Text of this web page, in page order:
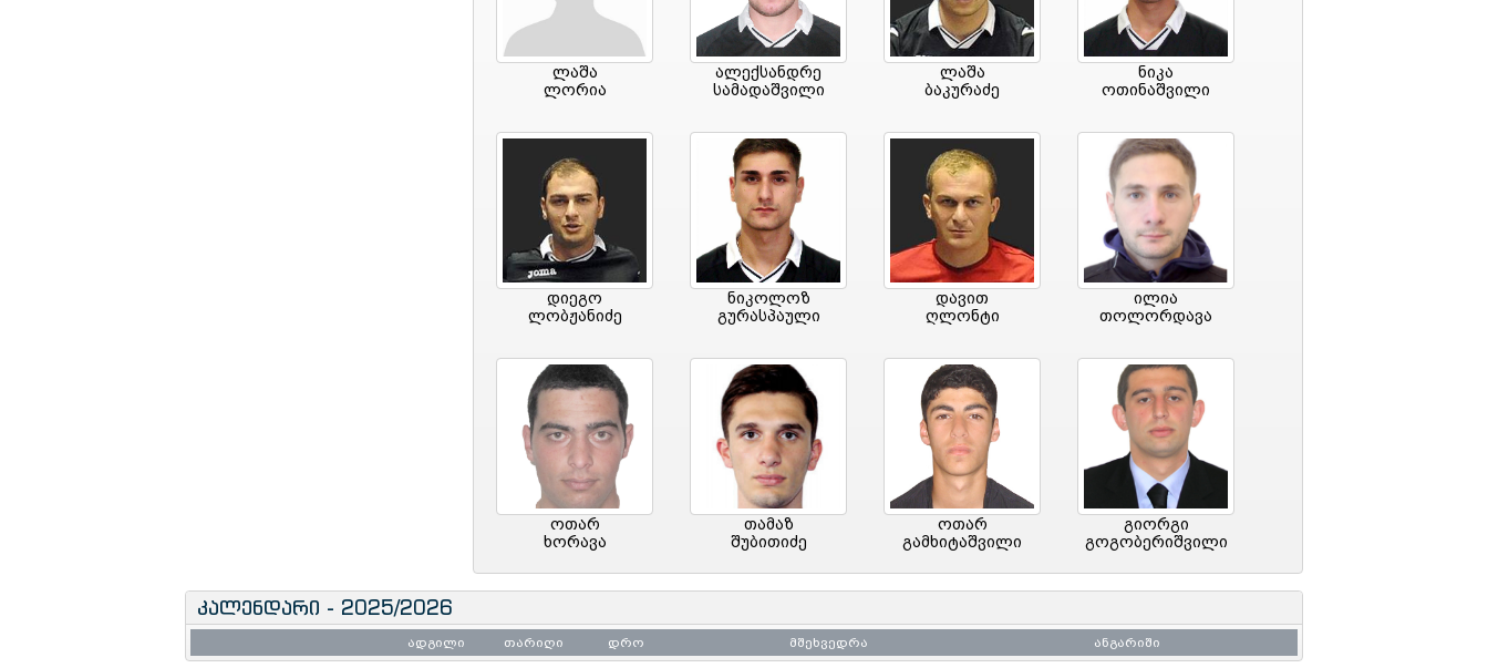
ლაშა
ლორია
ალექსანდრე
სამადაშვილი
ლაშა
ბაკურაძე
ნიკა
ოთინაშვილი
დიეგო
ლობჟანიძე
ნიკოლოზ
გურასპაული
დავით
ღლონტი
ილია
თოლორდავა
ოთარ
ხორავა
თამაზ
შუბითიძე
ოთარ
გამხიტაშვილი
გიორგი
გოგობერიშვილი
კალენდარი - 2025/2026
ადგილი თარიღი დრო მშეხვედრა ანგარიში